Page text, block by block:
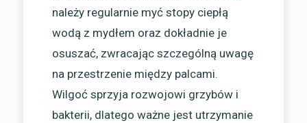
należy regularnie myć stopy ciepłą
wodą z mydłem oraz dokładnie je
osuszać, zwracając szczególną uwagę
na przestrzenie między palcami.
Wilgoć sprzyja rozwojowi grzybów i
bakterii, dlatego ważne jest utrzymanie